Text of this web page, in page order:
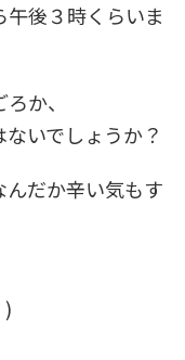
後３時くらいま
か、
いでしょうか？
だか辛い気もす